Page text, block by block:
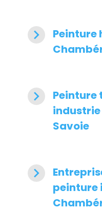
navigate_next
navigate_next Peinture
Savoie
navigate_next
peinture